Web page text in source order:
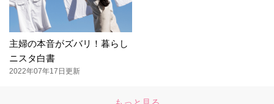
主婦の本音がズバリ！暮らし
ニスタ白書
2022年07年17日更新